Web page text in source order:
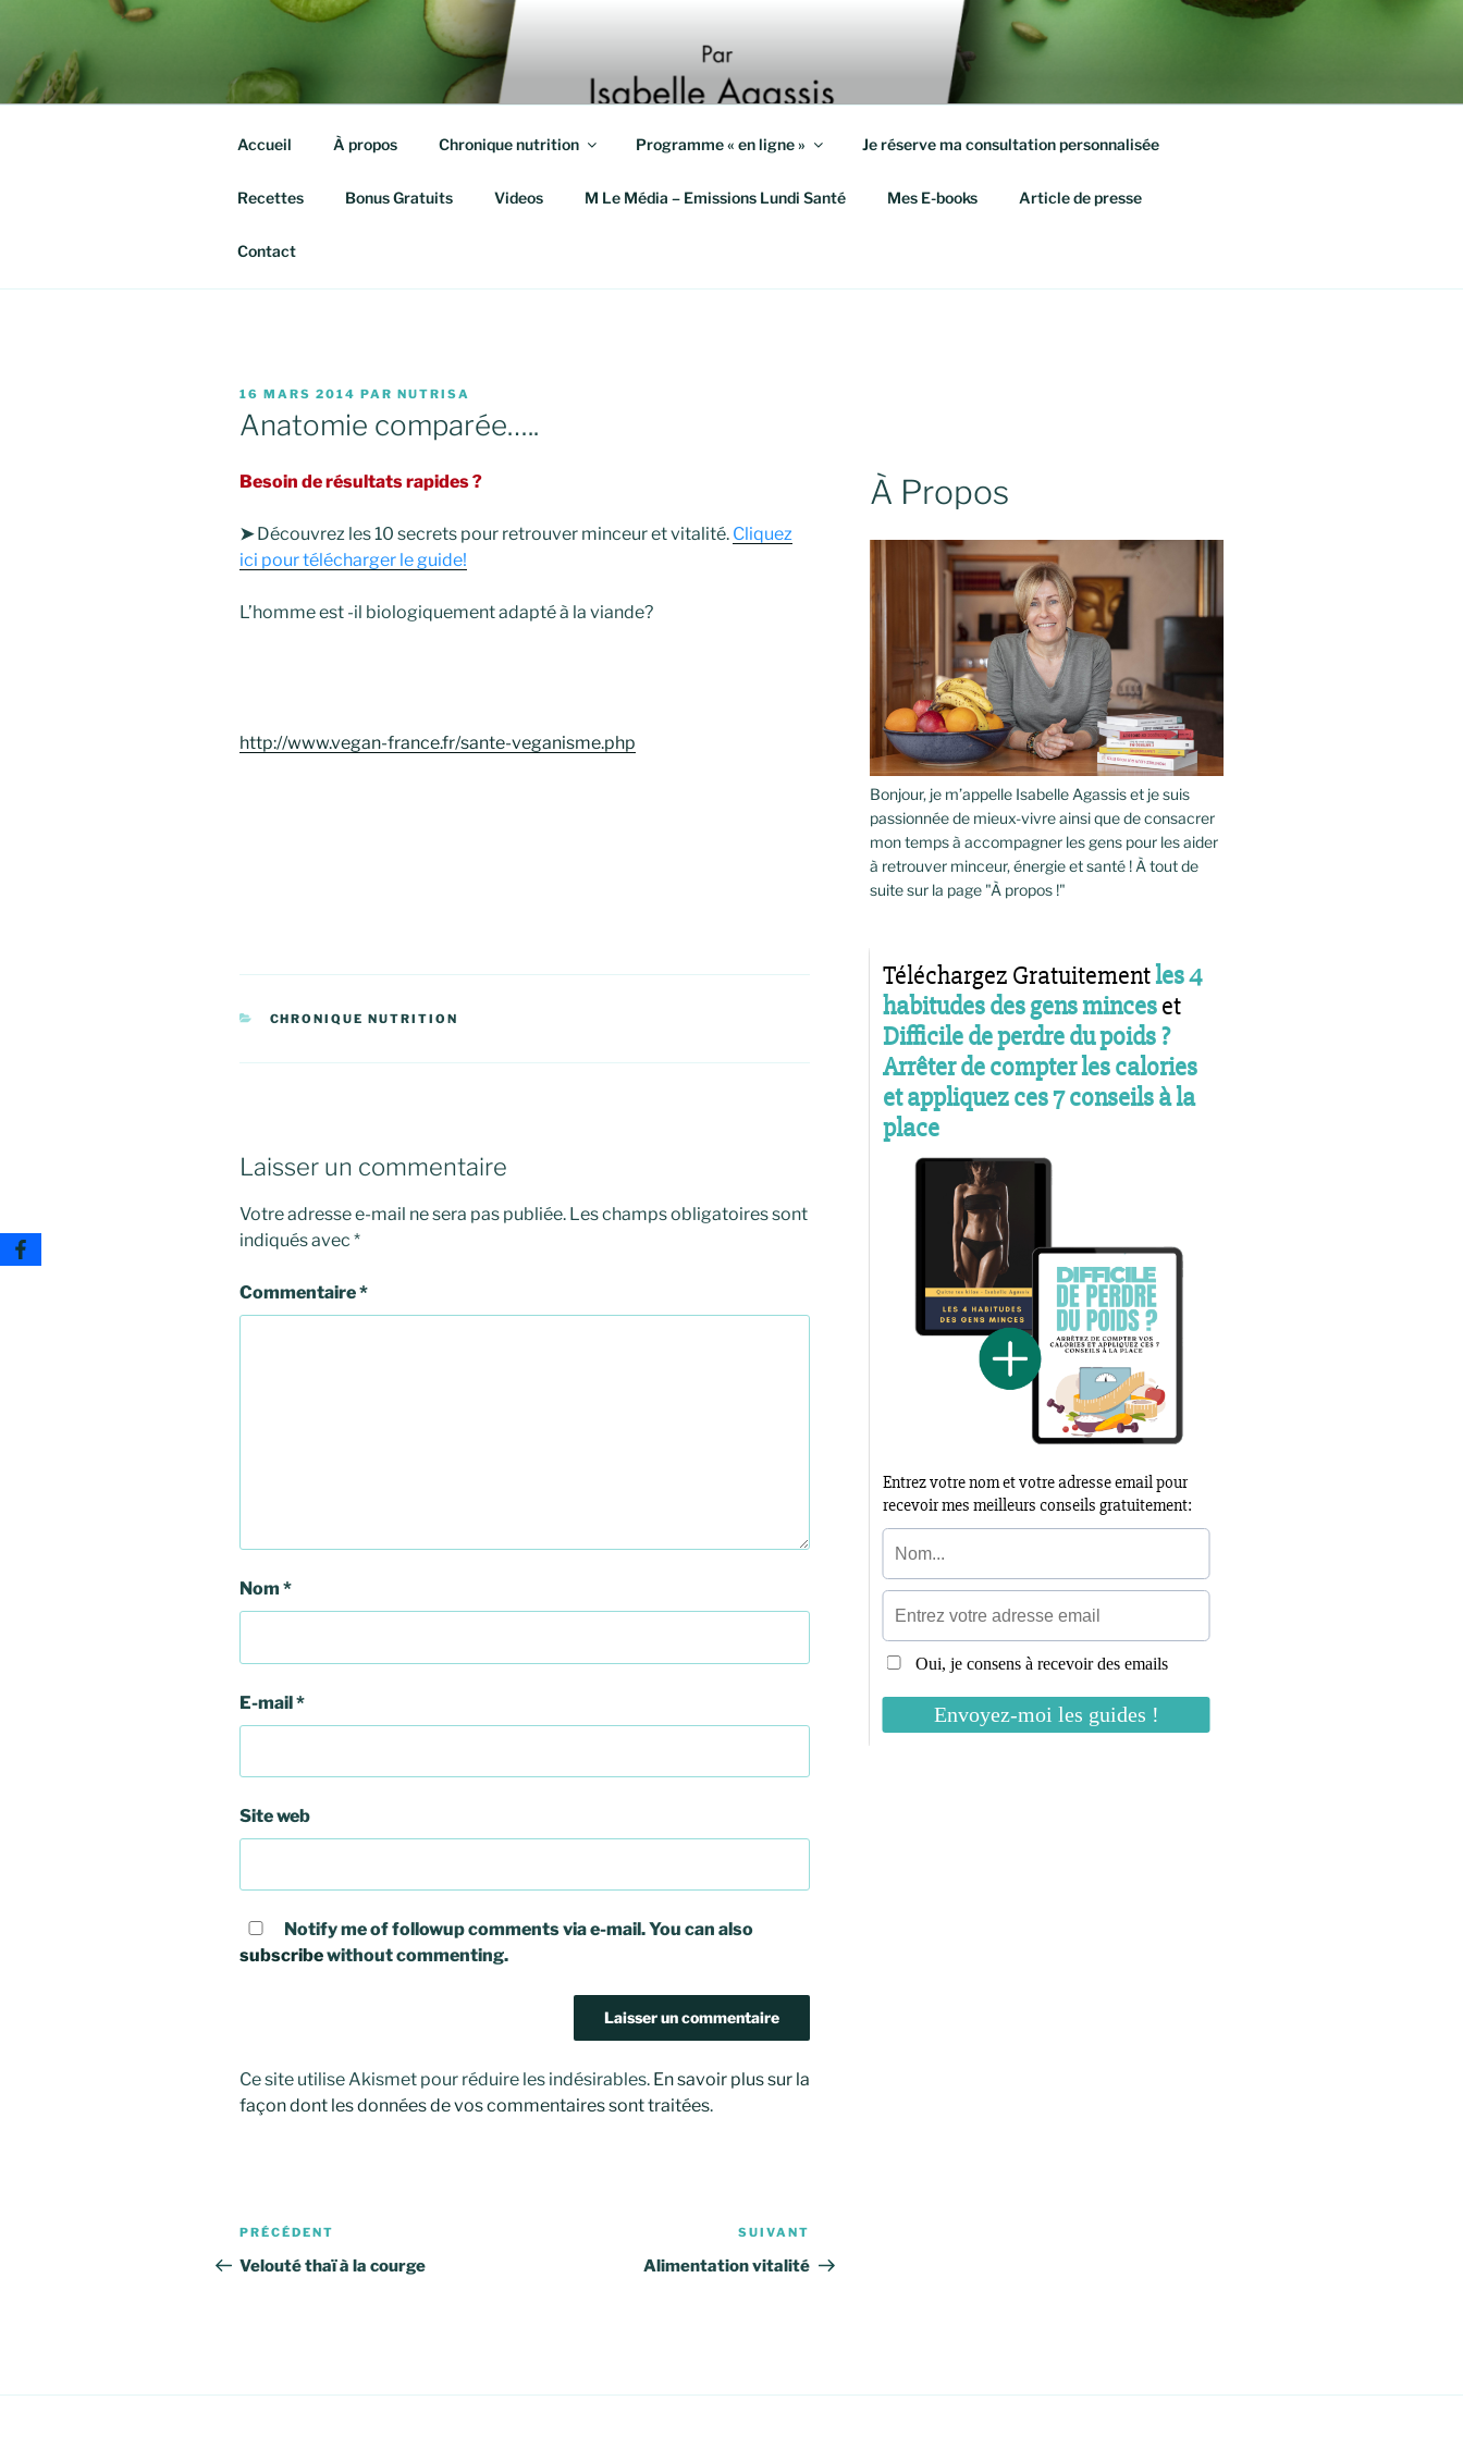
contenu
principal
QUITTE TES KILOS
Isabelle agassis – Nutrithérapeute et Coach en Mieux-Être
Accueil À propos Chronique nutrition Programme « en ligne » Je réserve ma consultation personnalisée
Recettes Bonus Gratuits Videos M Le Média – Emissions Lundi Santé Mes E-books Article de presse
Contact
PUBLIÉ
LE
16 MARS 2014 PAR NUTRISA
Anatomie comparée…..
Besoin de résultats rapides ?
➤ Découvrez les 10 secrets pour retrouver minceur et vitalité. Cliquez
ici pour télécharger le guide!
L’homme est -il biologiquement adapté à la viande?
http://www.vegan-france.fr/sante-veganisme.php
CATÉGORIES
CHRONIQUE NUTRITION
Laisser un commentaire
Votre adresse e-mail ne sera pas publiée. Les champs obligatoires sont
indiqués avec *
Commentaire*
Nom *
E-mail*
Site web
Notify me of followup comments via e-mail. You can also
subscribewithout commenting.
Ce site utilise Akismet pour réduire les indésirables. En savoir plus sur la
façon dont les données de vos commentaires sont traitées.
Navigation
de
Article
précédent
PRÉCÉDENT
Velouté thaï à la courge
suivant
SUIVANT
Alimentation vitalité
À Propos
Bonjour, je m’appelle Isabelle Agassis et je suis
passionnée de mieux-vivre ainsi que de consacrer
mon temps à accompagner les gens pour les aider
à retrouver minceur, énergie et santé ! À tout de
suite sur la page "À propos !"